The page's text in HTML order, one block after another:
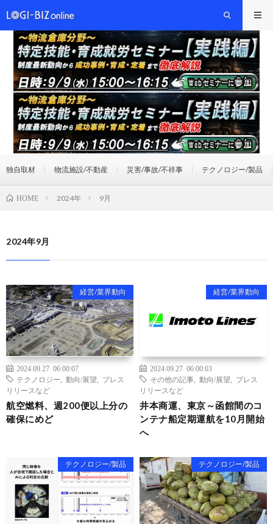
独自取材 物流施設/不動産 災害/事故/不祥事 テクノロジー/製品
HOME 2024年 9月
2024年9月
経営/業界動向
2024.09.27 06:00:07
テクノロジー
動向/展望
プレス
リリースなど
航空燃料、週200便以上分の
確保にめど
経営/業界動向
2024.09.27 06:00:03
その他の記事
動向/展望
プレス
リリースなど
井本商運、東京～函館間のコ
ンテナ船定期運航を10月開始
へ
テクノロジー/製品 テクノロジー/製品